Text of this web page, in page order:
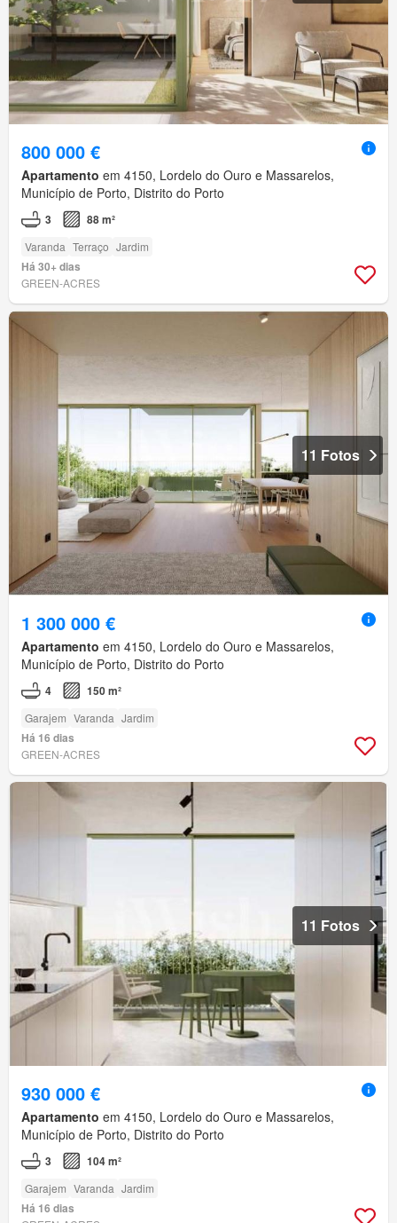
800 000 €
Apartamento em 4150, Lordelo do Ouro e Massarelos,
Município de Porto, Distrito do Porto
3 88 m²
Varanda Terraço Jardim
Há 30+ dias
GREEN-ACRES
11 Fotos
1 300 000 €
Apartamento em 4150, Lordelo do Ouro e Massarelos,
Município de Porto, Distrito do Porto
4 150 m²
Garajem Varanda Jardim
Há 16 dias
GREEN-ACRES
11 Fotos
930 000 €
Apartamento em 4150, Lordelo do Ouro e Massarelos,
Município de Porto, Distrito do Porto
3 104 m²
Garajem Varanda Jardim
Há 16 dias